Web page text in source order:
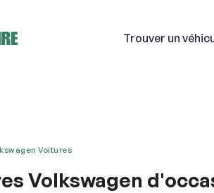
Trouver un
Voitures
Volkswagen